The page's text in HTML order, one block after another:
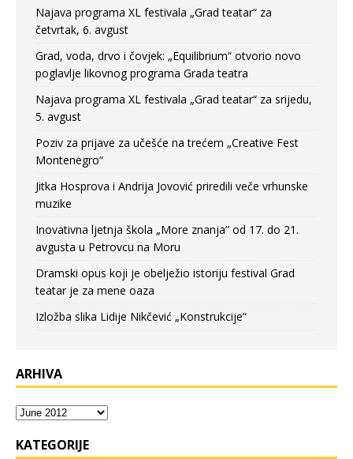
Najava programa XL festivala „Grad teatar“ za
četvrtak, 6. avgust
Grad, voda, drvo i čovjek: „Equilibrium“ otvorio novo
poglavlje likovnog programa Grada teatra
Najava programa XL festivala „Grad teatar“ za srijedu,
5. avgust
Poziv za prijave za učešće na trećem „Creative Fest
Montenegro“
Jitka Hosprova i Andrija Jovović priredili veče vrhunske
muzike
Inovativna ljetnja škola „More znanja” od 17. do 21.
avgusta u Petrovcu na Moru
Dramski opus koji je obelježio istoriju festival Grad
teatar je za mene oaza
Izložba slika Lidije Nikčević „Konstrukcije“
ARHIVA
KATEGORIJE